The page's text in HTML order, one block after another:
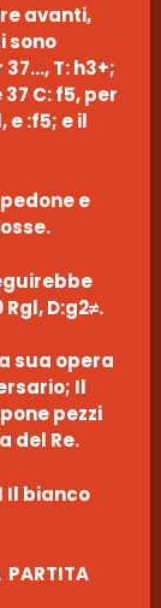
avanti,
sono
T: h3+;
C: f5, per
e :f5; e il
e
D:g2≠.
sua opera
Il
pezzi
del Re.
Il bianco
PARTITA